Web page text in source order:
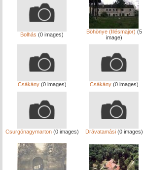
Bolhás (0 images) Böhönye (Illésmajor) (5
image)
Csákány(0 images) Csákány(0 images)
Csurgónagymarton(0 images) Drávatamási(0 images)